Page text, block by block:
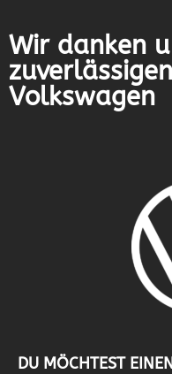
Wir danken
Volkswagen
DU MÖCHTEST